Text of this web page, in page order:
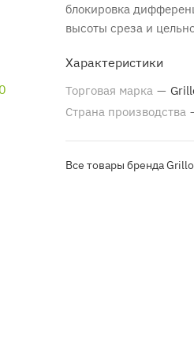
блокировка
высоты среза и
Характеристики
Торговая марка —
Страна производства
Все товары бренда